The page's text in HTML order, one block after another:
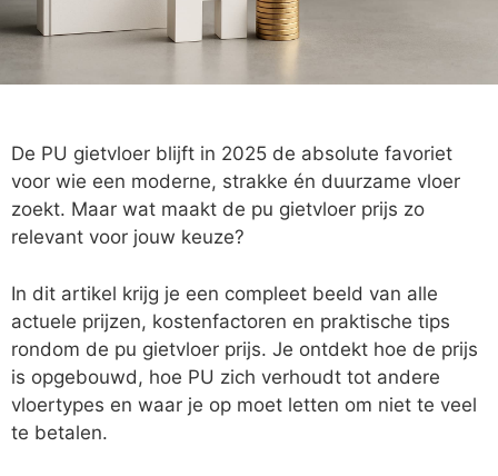
De PU gietvloer blijft in 2025 de absolute favoriet
voor wie een moderne, strakke én duurzame vloer
zoekt. Maar wat maakt de pu gietvloer prijs zo
relevant voor jouw keuze?
In dit artikel krijg je een compleet beeld van alle
actuele prijzen, kostenfactoren en praktische tips
rondom de pu gietvloer prijs. Je ontdekt hoe de prijs
is opgebouwd, hoe PU zich verhoudt tot andere
vloertypes en waar je op moet letten om niet te veel
te betalen.